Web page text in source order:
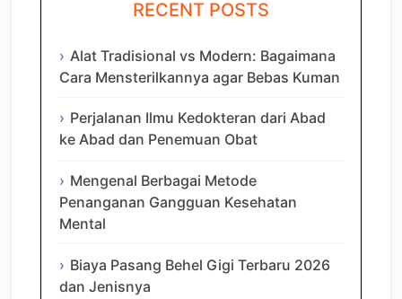
RECENT POSTS
Alat Tradisional vs Modern: Bagaimana
Cara Mensterilkannya agar Bebas Kuman
Perjalanan Ilmu Kedokteran dari Abad
ke Abad dan Penemuan Obat
Mengenal Berbagai Metode
Penanganan Gangguan Kesehatan
Mental
Biaya Pasang Behel Gigi Terbaru 2026
dan Jenisnya